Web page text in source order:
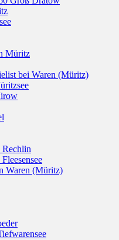
Müritz
bei Waren (Müritz)
Waren (Müritz)